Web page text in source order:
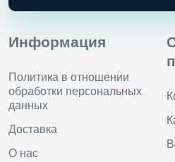
Информация
Политика в отношении
обработки персональных
данных
Доставка
О нас